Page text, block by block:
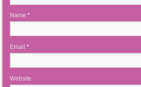
Name *
Email *
Website